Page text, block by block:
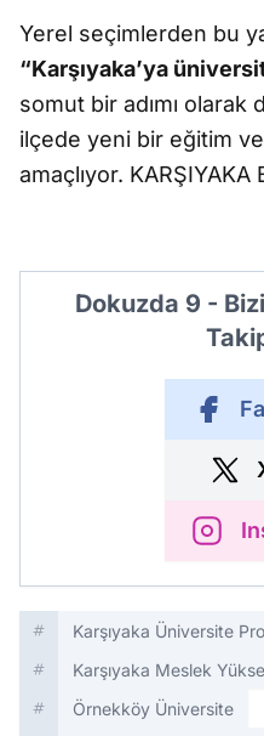
Yerel seçimlerden bu
“Karşıyaka’ya
somut bir adımı
ilçede yeni bir eğitim
amaçlıyor. KARŞIYAKA
Dokuzda 9 -
Karşıyaka Üniversite
Karşıyaka Meslek
Örnekköy Üniversite